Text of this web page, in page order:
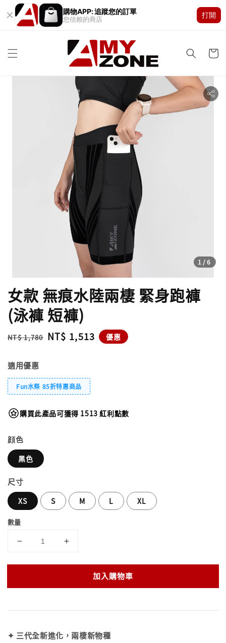
購物APP: 追蹤您的訂單
您信賴的商店
打開
1/6
女款 無痕水陸兩棲 緊身跑褲
(泳褲 短褲)
Regular
NT$ 1,780 Sale
NT$ 1,513 優惠
適用優惠
Fun水祭 85折特惠商品
購買此產品可獲得 1513 紅利點數
顔色
黑色
尺寸
XS S M L XL
數量
加入購物車
✦ 三代全新進化，兩棲新物種